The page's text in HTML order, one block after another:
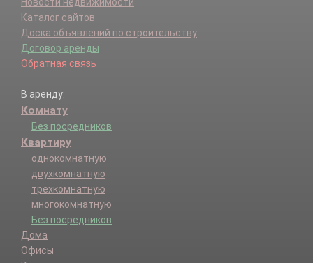
Каталог сайтов
Доска объявлений по строительству
Договор аренды
Обратная связь
В аренду:
Комнату
Без посредников
Квартиру
однокомнатную
двухкомнатную
трехкомнатную
многокомнатную
Без посредников
Дома
Офисы